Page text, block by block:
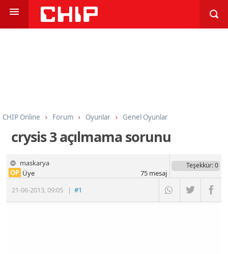
CHIP Online Forum Oyunlar Genel Oyunlar
crysis 3 açılmama sorunu
maskarya
21-06-2013,09:05 |#1
OP Üye
Teşekkür: 0
75mesaj